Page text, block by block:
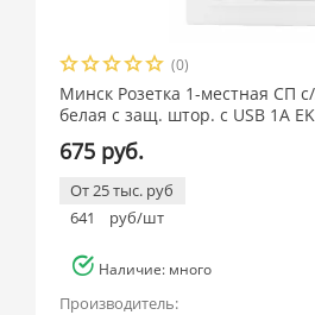
(0)
Минск Розетка 1-местная СП
белая с защ. штор. с USB 1А
675 руб.
От 25 тыс. руб
641
руб/шт
Наличие: много
Производитель: